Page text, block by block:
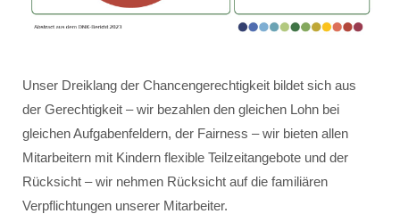
Unser Dreiklang der Chancengerechtigkeit bildet sich aus
der Gerechtigkeit – wir bezahlen den gleichen Lohn bei
gleichen Aufgabenfeldern, der Fairness – wir bieten allen
Mitarbeitern mit Kindern flexible Teilzeitangebote und der
Rücksicht – wir nehmen Rücksicht auf die familiären
Verpflichtungen unserer Mitarbeiter.